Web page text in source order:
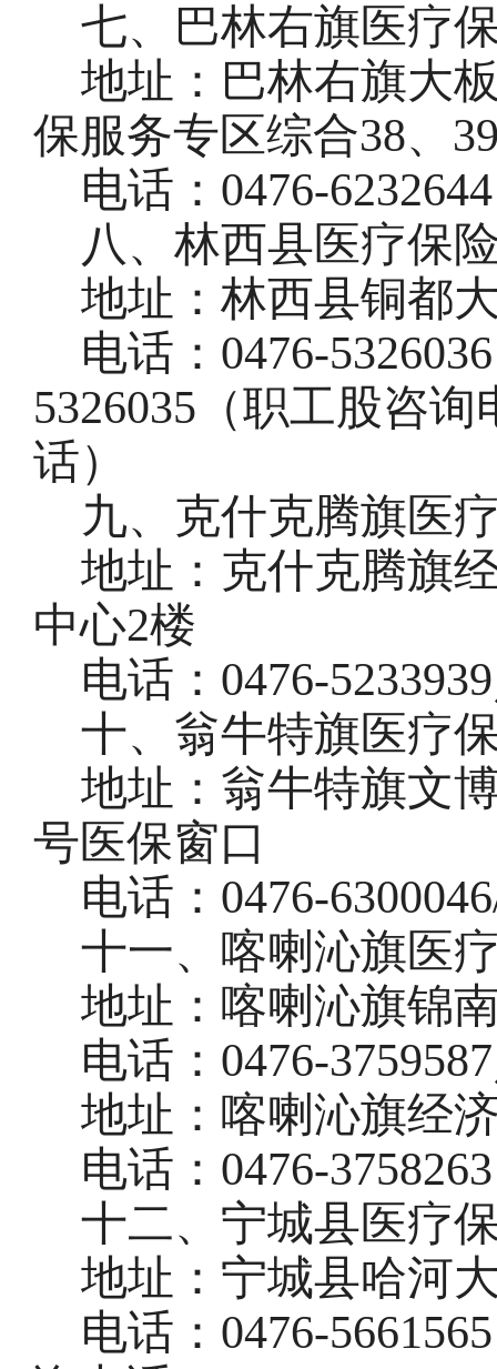
七、巴林右旗医疗
地址：巴林右旗大
保服务专区综合38、
电话： 0476-
八、林西县医疗保
地址：林西县铜都
电话： 0476-
5326035（职工股咨询
话）
九、克什克腾旗医
地址：克什克腾旗
中心2楼
电话： 0476-
十、翁牛特旗医疗
地址：翁牛特旗文
号医保窗口
电话： 0476-
十一、喀喇沁旗医
地址：喀喇沁旗锦
电话： 0476-
地址： 喀喇沁旗经
电话： 0476-3758263
十二、宁城县医疗
地址：宁城县哈河
电话 ： 0476-5661565